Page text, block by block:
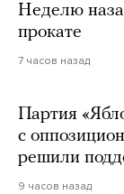
Неделю
прокате
7 часов назад
Партия
с
решили
9 часов назад